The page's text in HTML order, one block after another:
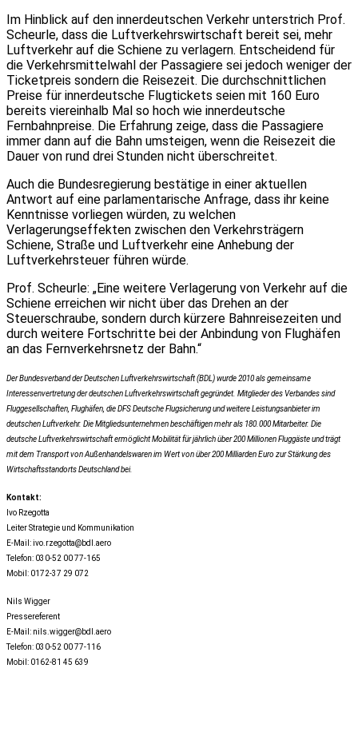
Im Hinblick auf den innerdeutschen Verkehr unterstrich Prof.
Scheurle, dass die Luftverkehrswirtschaft bereit sei, mehr
Luftverkehr auf die Schiene zu verlagern. Entscheidend für
die Verkehrsmittelwahl der Passagiere sei jedoch weniger der
Ticketpreis sondern die Reisezeit. Die durchschnittlichen
Preise für innerdeutsche Flugtickets seien mit 160 Euro
bereits viereinhalb Mal so hoch wie innerdeutsche
Fernbahnpreise. Die Erfahrung zeige, dass die Passagiere
immer dann auf die Bahn umsteigen, wenn die Reisezeit die
Dauer von rund drei Stunden nicht überschreitet.
Auch die Bundesregierung bestätige in einer aktuellen
Antwort auf eine parlamentarische Anfrage, dass ihr keine
Kenntnisse vorliegen würden, zu welchen
Verlagerungseffekten zwischen den Verkehrsträgern
Schiene, Straße und Luftverkehr eine Anhebung der
Luftverkehrsteuer führen würde.
Prof. Scheurle: „Eine weitere Verlagerung von Verkehr auf die
Schiene erreichen wir nicht über das Drehen an der
Steuerschraube, sondern durch kürzere Bahnreisezeiten und
durch weitere Fortschritte bei der Anbindung von Flughäfen
an das Fernverkehrsnetz der Bahn.“
Der Bundesverband der Deutschen Luftverkehrswirtschaft (BDL) wurde 2010 als gemeinsame
Interessenvertretung der deutschen Luftverkehrswirtschaft gegründet. Mitglieder des Verbandes sind
Fluggesellschaften, Flughäfen, die DFS Deutsche Flugsicherung und weitere Leistungsanbieter im
deutschen Luftverkehr. Die Mitgliedsunternehmen beschäftigen mehr als 180.000 Mitarbeiter. Die
deutsche Luftverkehrswirtschaft ermöglicht Mobilität für jährlich über 200 Millionen Fluggäste und trägt
mit dem Transport von Außenhandelswaren im Wert von über 200 Milliarden Euro zur Stärkung des
Wirtschaftsstandorts Deutschland bei.
Kontakt:
Ivo Rzegotta
Leiter Strategie und Kommunikation
E-Mail: ivo.rzegotta@bdl.aero
Telefon: 030-52 00 77-165
Mobil: 0172-37 29 072
Nils Wigger
Pressereferent
E-Mail: nils.wigger@bdl.aero
Telefon: 030-52 00 77-116
Mobil: 0162-81 45 639